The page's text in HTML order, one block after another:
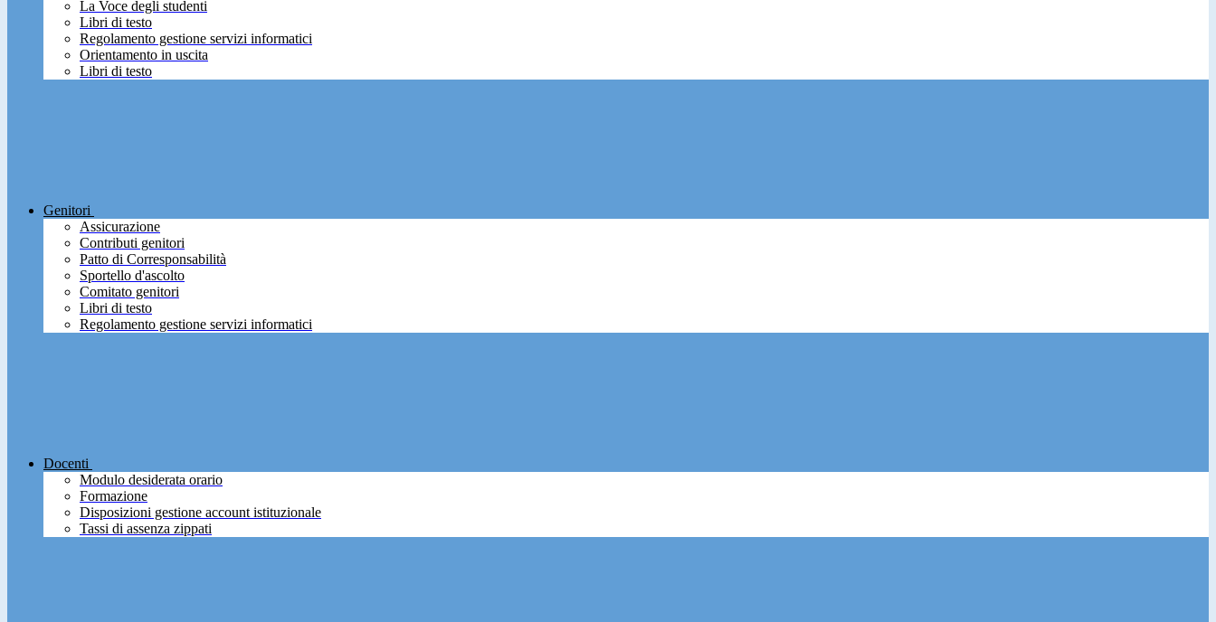
La Voce degli studenti
Libri di testo
Regolamento gestione servizi informatici
Orientamento in uscita
Libri di testo
Genitori
Assicurazione
Contributi genitori
Patto di Corresponsabilità
Sportello d'ascolto
Comitato genitori
Libri di testo
Regolamento gestione servizi informatici
Docenti
Modulo desiderata orario
Formazione
Disposizioni gestione account istituzionale
Tassi di assenza zippati